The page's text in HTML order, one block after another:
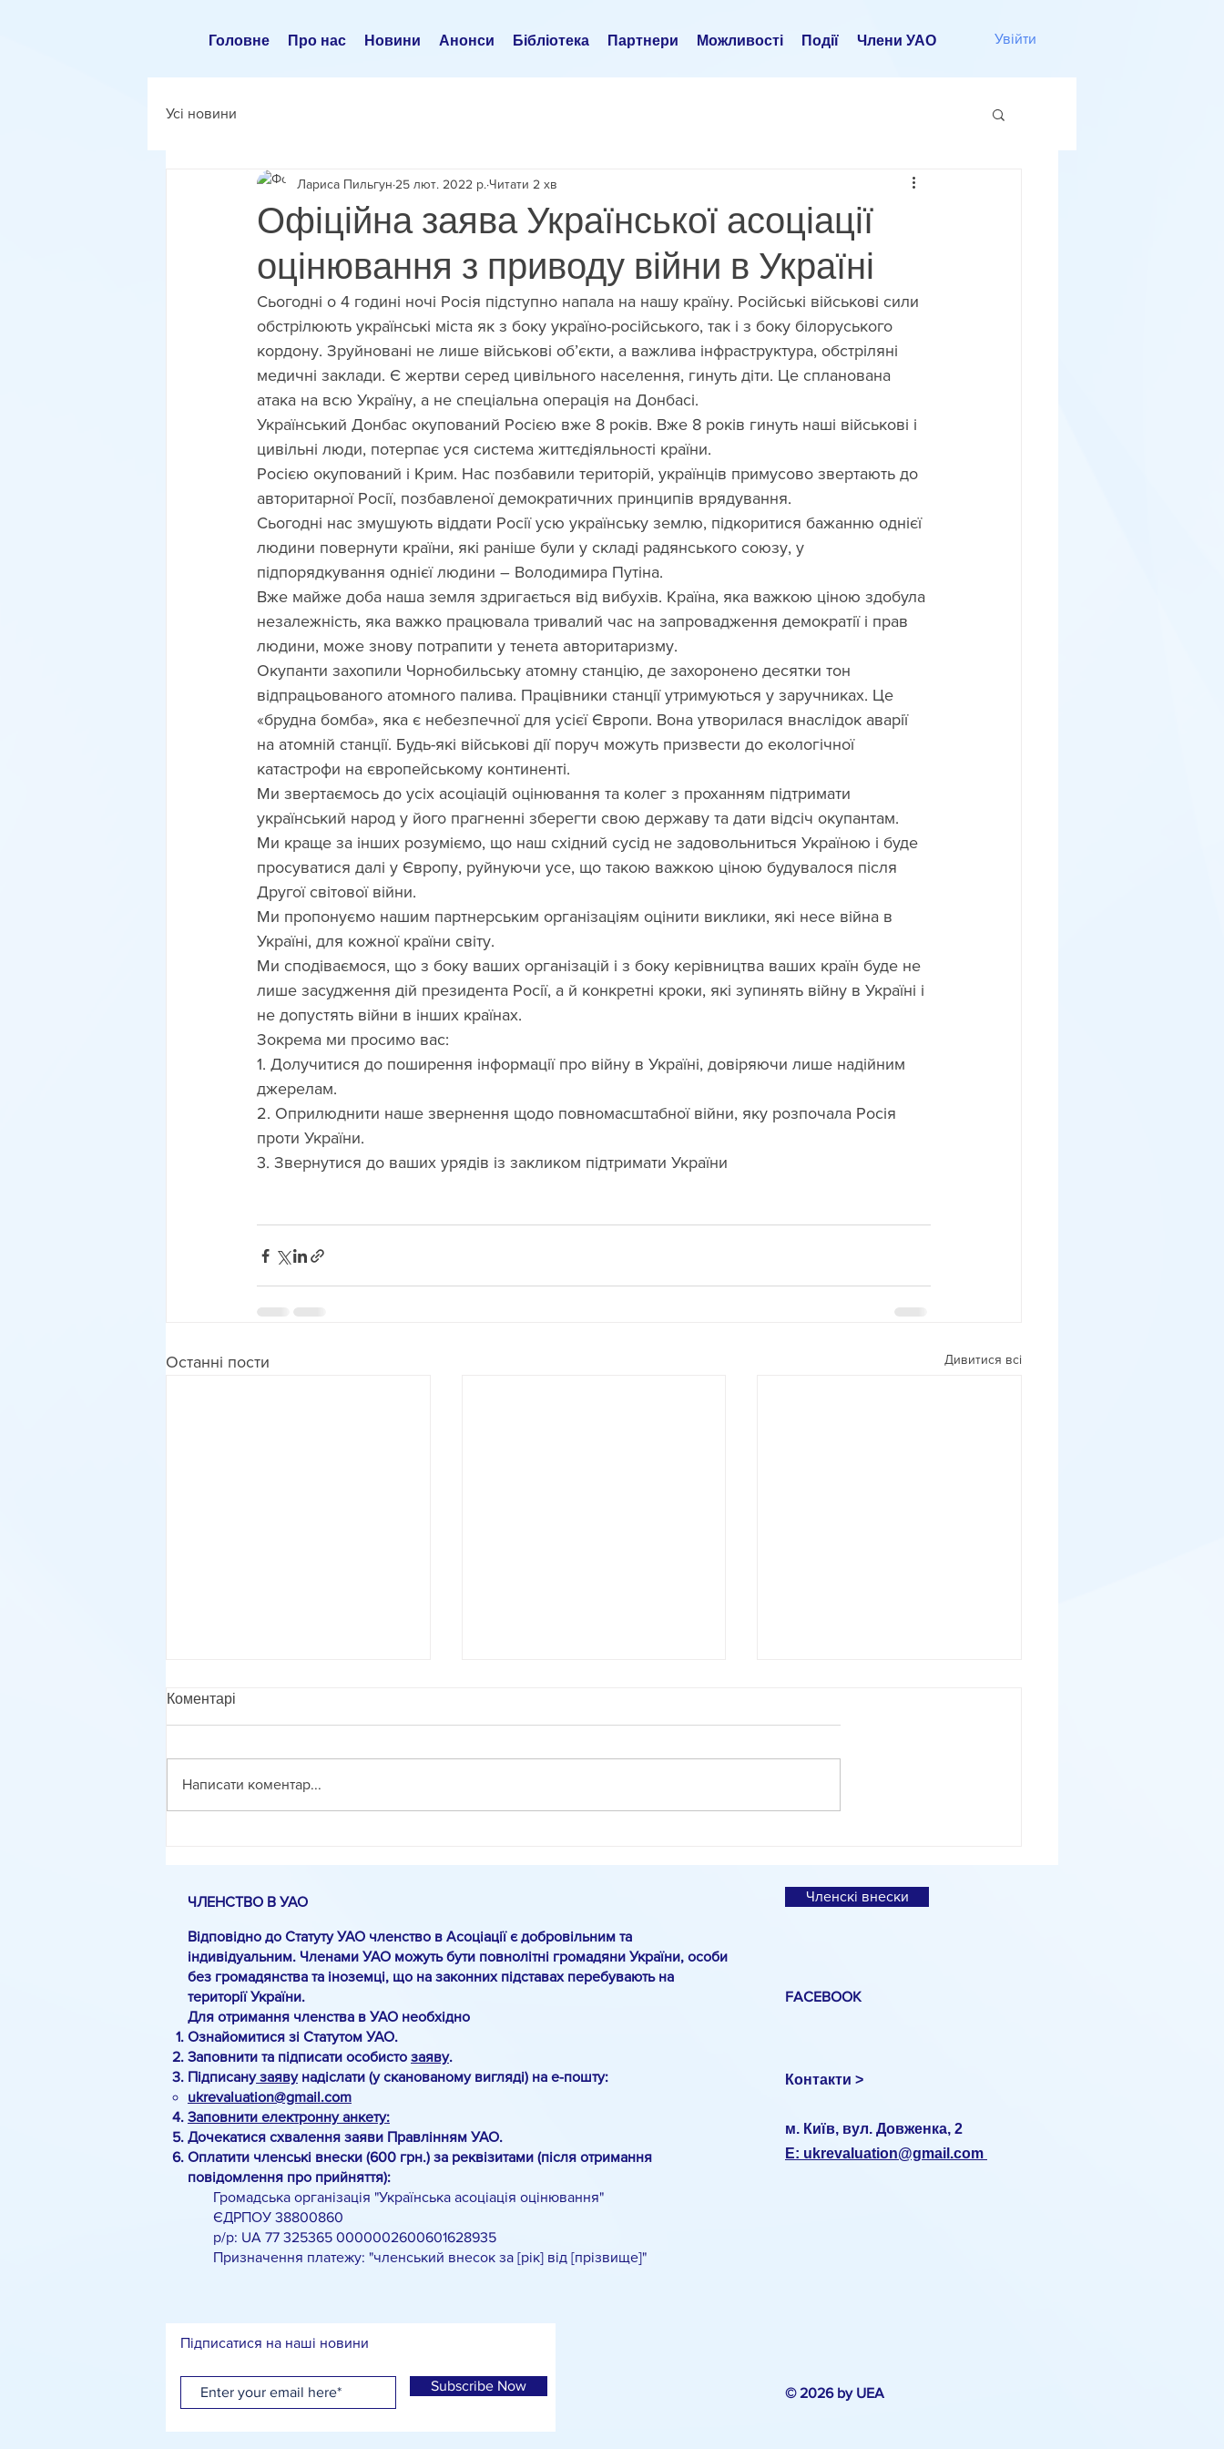
Головне Про нас Новини Анонси Бібліотека Партнери Можливості Події Члени УАО Увійти
Усі новини
Офіційна заява Української асоціації
оцінювання з приводу війни в Україні
Лариса Пильгун 25 лют. 2022 р. Читати 2 хв
Сьогодні о 4 годині ночі Росія підступно напала на нашу країну. Російські військові сили
обстрілюють українські міста як з боку україно-російського, так і з боку білоруського
кордону. Зруйновані не лише військові об’єкти, а важлива інфраструктура, обстріляні
медичні заклади. Є жертви серед цивільного населення, гинуть діти. Це спланована
атака на всю Україну, а не спеціальна операція на Донбасі.
Український Донбас окупований Росією вже 8 років. Вже 8 років гинуть наші військові і
цивільні люди, потерпає уся система життєдіяльності країни.
Росією окупований і Крим. Нас позбавили територій, українців примусово звертають до
авторитарної Росії, позбавленої демократичних принципів врядування.
Сьогодні нас змушують віддати Росії усю українську землю, підкоритися бажанню однієї
людини повернути країни, які раніше були у складі радянського союзу, у
підпорядкування однієї людини – Володимира Путіна.
Вже майже доба наша земля здригається від вибухів. Країна, яка важкою ціною здобула
незалежність, яка важко працювала тривалий час на запровадження демократії і прав
людини, може знову потрапити у тенета авторитаризму.
Окупанти захопили Чорнобильську атомну станцію, де захоронено десятки тон
відпрацьованого атомного палива. Працівники станції утримуються у заручниках. Це
«брудна бомба», яка є небезпечної для усієї Європи. Вона утворилася внаслідок аварії
на атомній станції. Будь-які військові дії поруч можуть призвести до екологічної
катастрофи на європейському континенті.
Ми звертаємось до усіх асоціацій оцінювання та колег з проханням підтримати
український народ у його прагненні зберегти свою державу та дати відсіч окупантам.
Ми краще за інших розуміємо, що наш східний сусід не задовольниться Україною і буде
просуватися далі у Європу, руйнуючи усе, що такою важкою ціною будувалося після
Другої світової війни.
Ми пропонуємо нашим партнерським організаціям оцінити виклики, які несе війна в
Україні, для кожної країни світу.
Ми сподіваємося, що з боку ваших організацій і з боку керівництва ваших країн буде не
лише засудження дій президента Росії, а й конкретні кроки, які зупинять війну в Україні і
не допустять війни в інших країнах.
Зокрема ми просимо вас:
1. Долучитися до поширення інформації про війну в Україні, довіряючи лише надійним
джерелам.
2. Оприлюднити наше звернення щодо повномасштабної війни, яку розпочала Росія
проти України.
3. Звернутися до ваших урядів із закликом підтримати України
Останні пости Дивитися всі
#КіноМіО
Коментарі
Написати коментар...
ЧЛЕНСТВО В УАО
Відповідно до Статуту УАО членство в Асоціації є добровільним та
індивідуальним. Членами УАО можуть бути повнолітні громадяни України, особи
без громадянства та іноземці, що на законних підставах перебувають на
території України.
Для отримання членства в УАО необхідно
Ознайомитися зі Статутом УАО.
Заповнити та підписати особисто заяву.
Підписанузаявунадіслати (у сканованому вигляді) на е-пошту:
ukrevaluation@gmail.com
Заповнити електронну анкету:
Дочекатися схвалення заяви Правлінням УАО.
Оплатити членські внески (600 грн.) за реквізитами (після отримання
повідомлення про прийняття):
Громадська організація "Українська асоціація оцінювання"
ЄДРПОУ 38800860
р/р: UA 77 325365 0000002600601628935
Призначення платежу: "членський внесок за [рік] від [прізвище]"
Підписатися на наші новини
Subscribe Now
Членскі внески
FACEBOOK
Контакти >
м. Київ, вул. Довженка, 2
E: ukrevaluation@gmail.com
© 2026 by UEA